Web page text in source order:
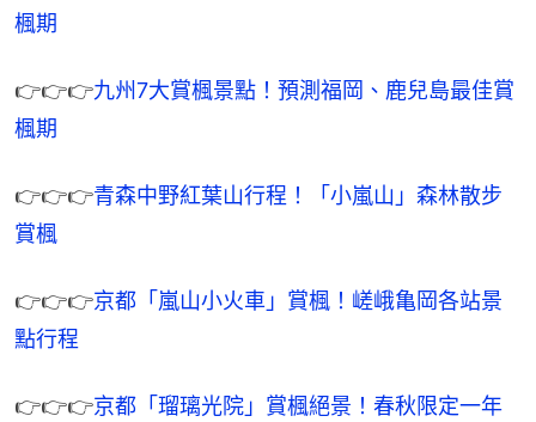
楓期
👉👉👉九州7大賞楓景點！預測福岡、鹿兒島最佳賞
楓期
👉👉👉青森中野紅葉山行程！「小嵐山」森林散步
賞楓
👉👉👉京都「嵐山小火車」賞楓！嵯峨亀岡各站景
點行程
👉👉👉京都「瑠璃光院」賞楓絕景！春秋限定一年